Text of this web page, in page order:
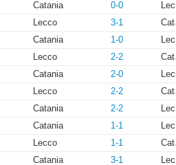
Catania 0-0
Lecco 3-1
Catania 1-0
Lecco 2-2
Catania 2-0
Lecco 2-2
Catania 2-2
Catania 1-1
Lecco 1-1
Catania 3-1